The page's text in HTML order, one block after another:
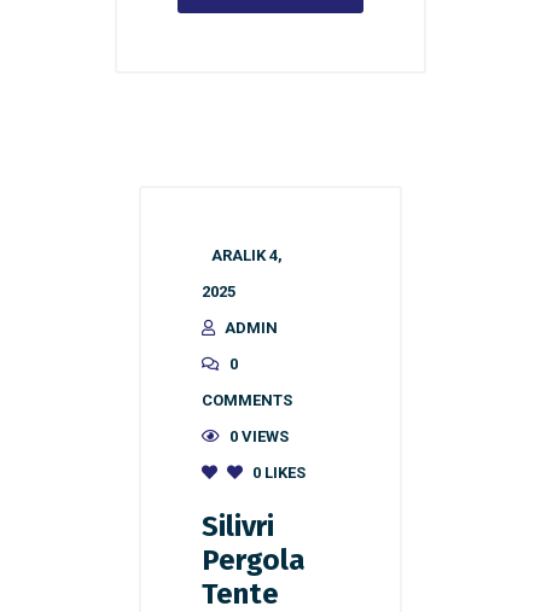
ARALIK 4,
2025
ADMIN
0
COMMENTS
0 VIEWS
0 LIKES
Silivri
Pergola
Tente